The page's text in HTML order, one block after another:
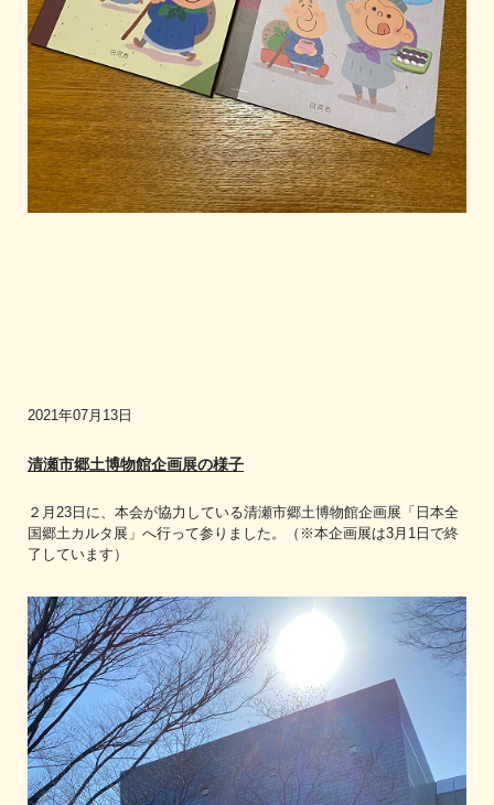
2021年07月13日
清瀬市郷土博物館企画展の様子
２月23日に、本会が協力している清瀬市郷土博物館企画展「日本全
国郷土カルタ展」へ行って参りました。（※本企画展は3月1日で終
了しています）